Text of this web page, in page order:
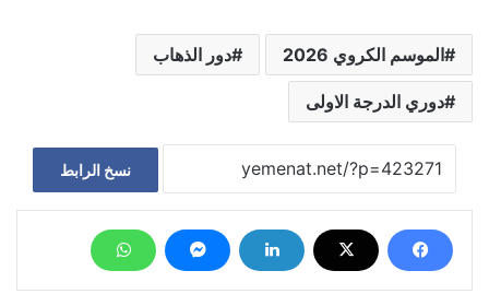
الموسم الكروي 2026 دور الذهاب
دوري الدرجة الاولى
نسخ الرابط